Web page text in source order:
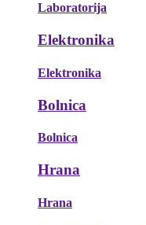
Laboratorija
Elektronika
Elektronika
Bolnica
Bolnica
Hrana
Hrana